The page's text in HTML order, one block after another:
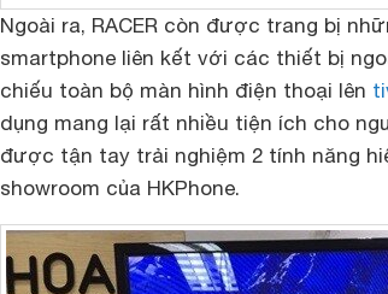
Ngoài ra, RACER còn được trang bị
smartphone liên kết với các thiết bị
chiếu toàn bộ màn hình điện thoại lên
dụng mang lại rất nhiều tiện ích cho
được tận tay trải nghiệm 2 tính năng
showroom của HKPhone.